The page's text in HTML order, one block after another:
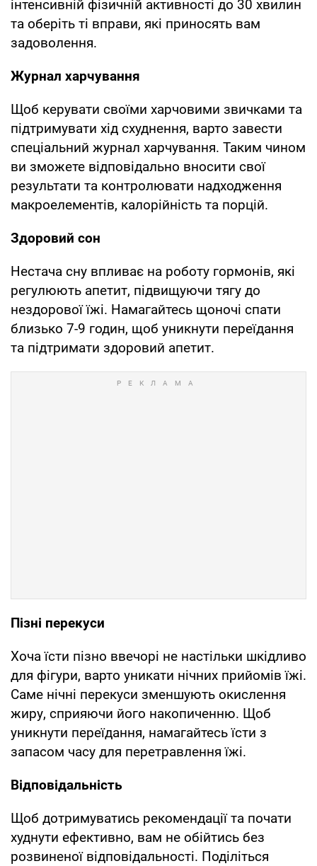
інтенсивній фізичній активності до 30 хвилин
та оберіть ті вправи, які приносять вам
задоволення.
Журнал харчування
Щоб керувати своїми харчовими звичками та
підтримувати хід схуднення, варто завести
спеціальний журнал харчування. Таким чином
ви зможете відповідально вносити свої
результати та контролювати надходження
макроелементів, калорійність та порцій.
Здоровий сон
Нестача сну впливає на роботу гормонів, які
регулюють апетит, підвищуючи тягу до
нездорової їжі. Намагайтесь щоночі спати
близько 7-9 годин, щоб уникнути переїдання
та підтримати здоровий апетит.
Пізні перекуси
Хоча їсти пізно ввечорі не настільки шкідливо
для фігури, варто уникати нічних прийомів їжі.
Саме нічні перекуси зменшують окислення
жиру, сприяючи його накопиченню. Щоб
уникнути переїдання, намагайтесь їсти з
запасом часу для перетравлення їжі.
Відповідальність
Щоб дотримуватись рекомендації та почати
худнути ефективно, вам не обійтись без
розвиненої відповідальності. Поділіться